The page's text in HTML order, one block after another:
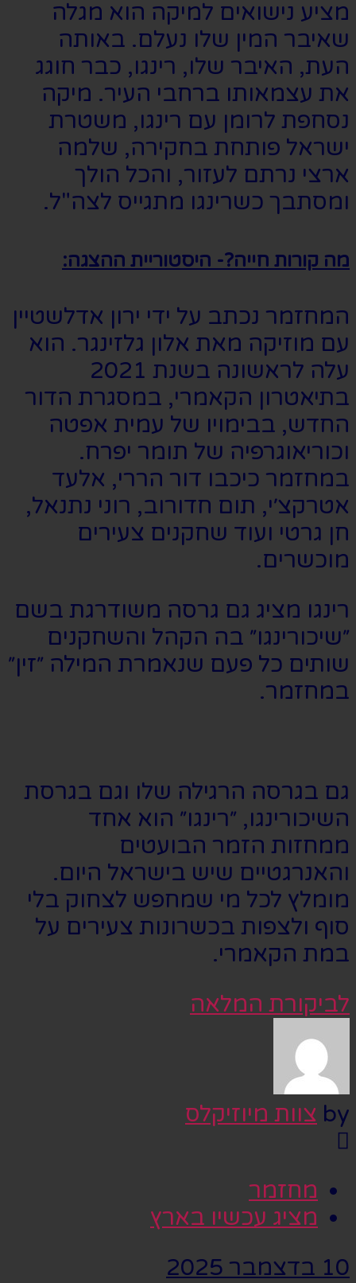
מציע נישואים למיקה הוא מגלה
שאיבר המין שלו נעלם. באותה
העת, האיבר שלו, רינגו, כבר חוגג
את עצמאותו ברחבי העיר. מיקה
נסחפת לרומן עם רינגו, משטרת
ישראל פותחת בחקירה, שלמה
ארצי נרתם לעזור, והכל הולך
ומסתבך כשרינגו מתגייס לצה"ל.
מה קורות חייה?- היסטוריית ההצגה:
המחזמר נכתב על ידי ירון אדלשטיין
עם מוזיקה מאת אלון גלזינגר. הוא
עלה לראשונה בשנת 2021
בתיאטרון הקאמרי, במסגרת הדור
החדש, בבימויו של עמית אפטה
וכוריאוגרפיה של תומר יפרח.
במחזמר כיכבו דור הררי, אלעד
אטרקצ׳י, תום חדורוב, רוני נתנאל,
חן גרטי ועוד שחקנים צעירים
מוכשרים.
רינגו מציג גם גרסה משודרגת בשם
״שיכורינגו״ בה הקהל והשחקנים
שותים כל פעם שנאמרת המילה ״זין״
במחזמר.
גם בגרסה הרגילה שלו וגם בגרסת
השיכורינגו, ״רינגו״ הוא אחד
ממחזות הזמר הבועטים
והאנרגטיים שיש בישראל היום.
מומלץ לכל מי שמחפש לצחוק בלי
סוף ולצפות בכשרונות צעירים על
במת הקאמרי.
לביקורת המלאה
by צוות מיוזיקלס
מחזמר
מציג עכשיו בארץ
10 בדצמבר 2025